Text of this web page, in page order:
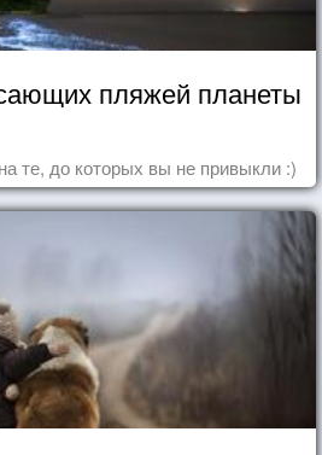
пляжей планеты
те, до которых вы не привыкли :)